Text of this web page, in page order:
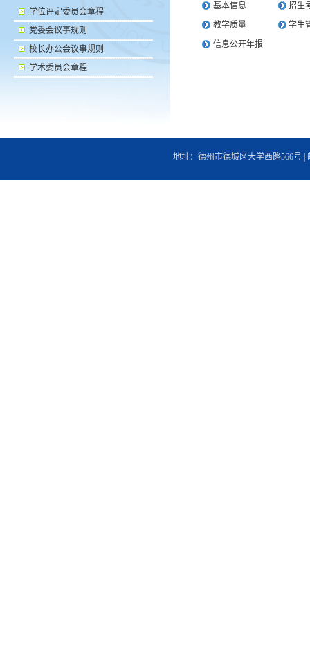
学位评定委员会章程
党委会议事规则
校长办公会议事规则
学术委员会章程
基本信息
招生
教学质量
学生
信息公开年报
地址：德州市德城区大学西路566号 |